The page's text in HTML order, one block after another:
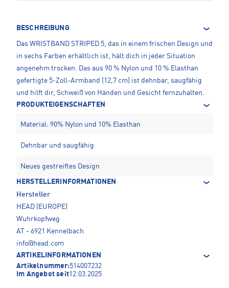
BESCHREIBUNG
Das WRISTBAND STRIPED 5, das in einem frischen Design und
in sechs Farben erhältlich ist, hält dich in jeder Situation
angenehm trocken. Das aus 90 % Nylon und 10 % Elasthan
gefertigte 5-Zoll-Armband (12,7 cm) ist dehnbar, saugfähig
und hilft dir, Schweiß von Händen und Gesicht fernzuhalten.
PRODUKTEIGENSCHAFTEN
Material: 90% Nylon und 10% Elasthan
Dehnbar und saugfähig
Neues gestreiftes Design
HERSTELLERINFORMATIONEN
Hersteller
HEAD (EUROPE)
Wuhrkopfweg
AT - 6921 Kennelbach
info@head.com
ARTIKELINFORMATIONEN
Artikelnummer:514007232
Im Angebot seit12.03.2025